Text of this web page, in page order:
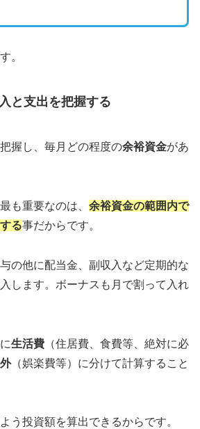
。
と支出を把握する
握し、毎月どの程度の余裕資金があ
も重要なのは、 余裕資金の範囲内で
る事だからです。
の他に配当金、副収入など定期的な
します。ボーナスも月で割って入れ
生活費 （住居費、食費等、絶対に必
（娯楽費等）に分けて計算すること
う投資額を算出できるからです。